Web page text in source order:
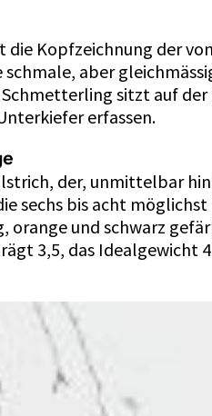
Kopfzeichnung der
aber
sitzt auf
erfassen.
der, unmittelbar
sechs bis acht
orange und schwarz
3,5, das Idealgewicht